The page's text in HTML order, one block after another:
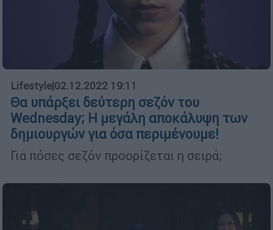
Lifestyle|02.12.2022 19:11
Θα υπάρξει δεύτερη σεζόν του
Wednesday; Η μεγάλη αποκάλυψη των
δημιουργών για όσα περιμένουμε!
Για πόσες σεζόν προορίζεται η σειρά;